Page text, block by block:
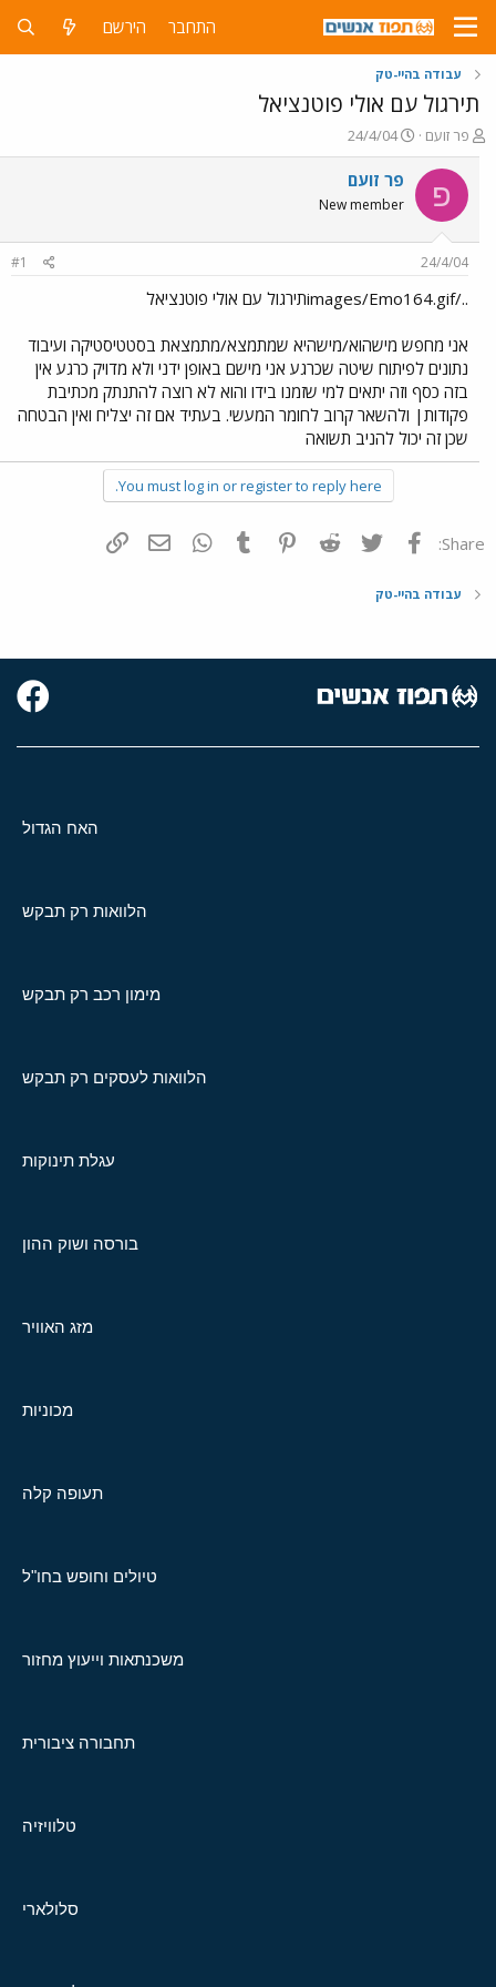
התחבר הירשם
עבודה בהיי-טק
תירגול עם אולי פוטנציאל
פ
ו
ת
ח
ה
ש
פר זועם
פ
ו
ר
ם
ר
24/4/04
פ פר זועם
New member
24/4/04
#1
../images/Emo164.gifתירגול עם אולי פוטנציאל
אני מחפש מישהוא/מישהיא שמתמצא/מתמצאת בסטטיסטיקה ועיבוד
נתונים לפיתוח שיטה שכרגע אני מישם באופן ידני ולא מדויק כרגע אין
בזה כסף וזה יתאים למי שזמנו בידו והוא לא רוצה להתנתק מכתיבת
פקודות| ולהשאר קרוב לחומר המעשי. בעתיד אם זה יצליח ואין הבטחה
שכן זה יכול להניב תשואה
You must log in or register to reply here.
Share: פייסבוק Twitter
Reddit
Pinterest
Tumblr
WhatsAppדואר אלקטרוני
עבודה בהיי-טק
האח הגדול
הלוואות רק תבקש
מימון רכב רק תבקש
הלוואות לעסקים רק תבקש
עגלת תינוקות
בורסה ושוק ההון
מזג האוויר
מכוניות
תעופה קלה
טיולים וחופש בחו"ל
משכנתאות וייעוץ מחזור
תחבורה ציבורית
טלוויזיה
סלולארי